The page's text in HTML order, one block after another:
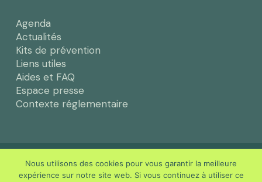
Agenda
Actualités
Kits de prévention
Liens utiles
Aides et FAQ
Espace presse
Contexte réglementaire
© Efficience santé au travail -Certifié ISO 9001 & AFNOR
SPEC 2217 ‎- Mentions légales
Nous utilisons des cookies pour vous garantir la meilleure
expérience sur notre site web. Si vous continuez à utiliser ce